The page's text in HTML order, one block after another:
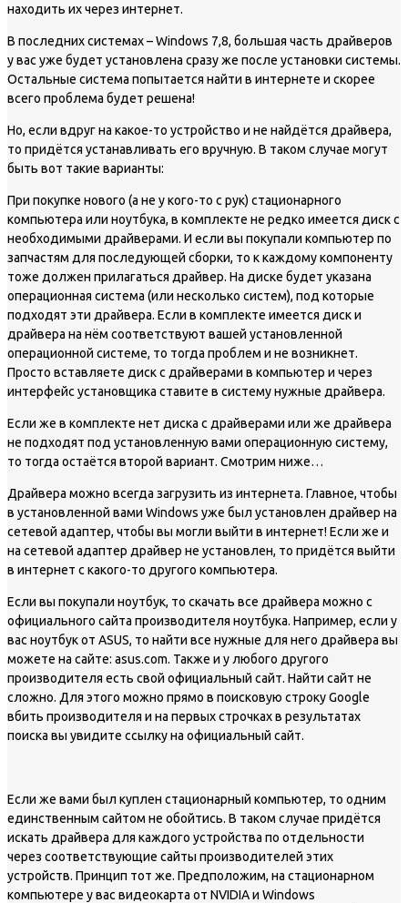
находить их через интернет.
В последних системах – Windows 7,8, большая часть драйверов
у вас уже будет установлена сразу же после установки системы.
Остальные система попытается найти в интернете и скорее
всего проблема будет решена!
Но, если вдруг на какое-то устройство и не найдётся драйвера,
то придётся устанавливать его вручную. В таком случае могут
быть вот такие варианты:
При покупке нового (а не у кого-то с рук) стационарного
компьютера или ноутбука, в комплекте не редко имеется диск с
необходимыми драйверами. И если вы покупали компьютер по
запчастям для последующей сборки, то к каждому компоненту
тоже должен прилагаться драйвер. На диске будет указана
операционная система (или несколько систем), под которые
подходят эти драйвера. Если в комплекте имеется диск и
драйвера на нём соответствуют вашей установленной
операционной системе, то тогда проблем и не возникнет.
Просто вставляете диск с драйверами в компьютер и через
интерфейс установщика ставите в систему нужные драйвера.
Если же в комплекте нет диска с драйверами или же драйвера
не подходят под установленную вами операционную систему,
то тогда остаётся второй вариант. Смотрим ниже…
Драйвера можно всегда загрузить из интернета. Главное, чтобы
в установленной вами Windows уже был установлен драйвер на
сетевой адаптер, чтобы вы могли выйти в интернет! Если же и
на сетевой адаптер драйвер не установлен, то придётся выйти
в интернет с какого-то другого компьютера.
Если вы покупали ноутбук, то скачать все драйвера можно с
официального сайта производителя ноутбука. Например, если у
вас ноутбук от ASUS, то найти все нужные для него драйвера вы
можете на сайте: asus.com. Также и у любого другого
производителя есть свой официальный сайт. Найти сайт не
сложно. Для этого можно прямо в поисковую строку Google
вбить производителя и на первых строчках в результатах
поиска вы увидите ссылку на официальный сайт.
Если же вами был куплен стационарный компьютер, то одним
единственным сайтом не обойтись. В таком случае придётся
искать драйвера для каждого устройства по отдельности
через соответствующие сайты производителей этих
устройств. Принцип тот же. Предположим, на стационарном
компьютере у вас видеокарта от NVIDIA и Windows